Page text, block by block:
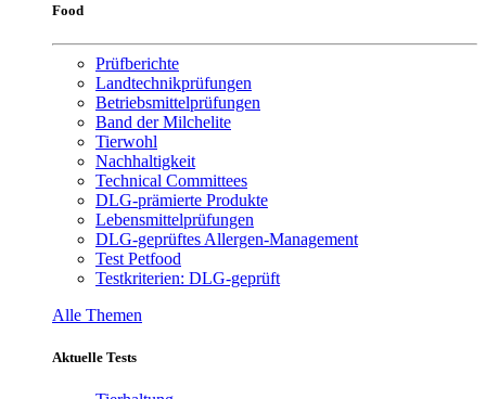
Food
Prüfberichte
Landtechnikprüfungen
Betriebsmittelprüfungen
Band der Milchelite
Tierwohl
Nachhaltigkeit
Technical Committees
DLG-prämierte Produkte
Lebensmittelprüfungen
DLG-geprüftes Allergen-Management
Test Petfood
Testkriterien: DLG-geprüft
Alle Themen
Aktuelle Tests